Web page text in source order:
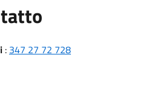
: 347 27 72 728